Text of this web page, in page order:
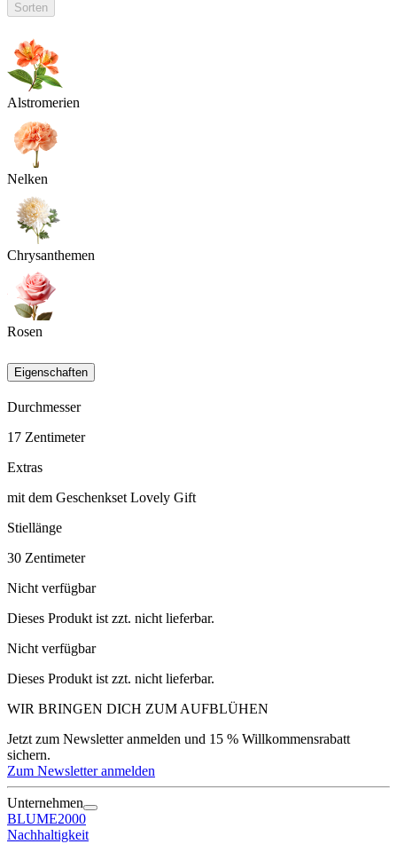
Sorten
Alstromerien
Nelken
Chrysanthemen
Rosen
Eigenschaften
Durchmesser
17 Zentimeter
Extras
mit dem Geschenkset Lovely Gift
Stiellänge
30 Zentimeter
Nicht verfügbar
Dieses Produkt ist zzt. nicht lieferbar.
Nicht verfügbar
Dieses Produkt ist zzt. nicht lieferbar.
WIR BRINGEN DICH ZUM AUFBLÜHEN
Jetzt zum Newsletter anmelden und 15 % Willkommensrabatt
sichern.
Zum Newsletter anmelden
Unternehmen
BLUME2000
Nachhaltigkeit